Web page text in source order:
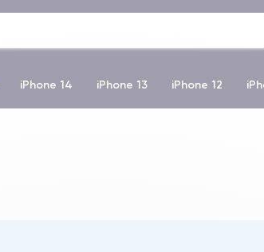
iPhone 14 iPhone 13 iPhone 12